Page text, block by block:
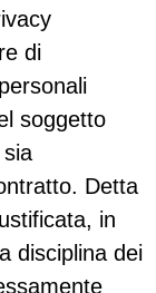
di
soggetto
Detta
in
disciplina dei